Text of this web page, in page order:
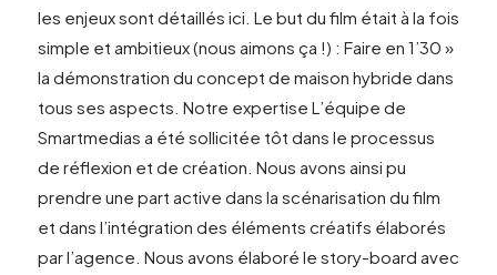
VIEW POST
les enjeux sont détaillés ici. Le but du film était à la fois
simple et ambitieux (nous aimons ça !) : Faire en 1’30 »
la démonstration du concept de maison hybride dans
tous ses aspects. Notre expertise L’équipe de
Smartmedias a été sollicitée tôt dans le processus
de réflexion et de création. Nous avons ainsi pu
prendre une part active dans la scénarisation du film
et dans l’intégration des éléments créatifs élaborés
par l’agence. Nous avons élaboré le story-board avec